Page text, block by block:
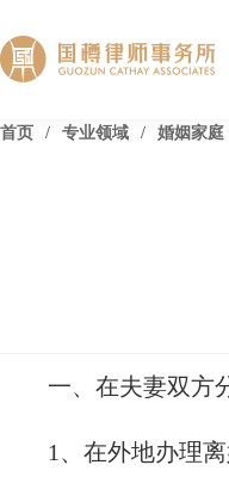
首页 / 专业领域 / 婚姻家庭
一、在夫妻双方
1、在外地办理